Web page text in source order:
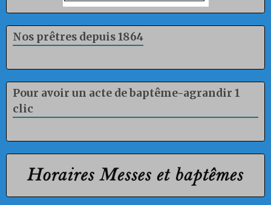
Nos prêtres depuis 1864
Pour avoir un acte de baptême-agrandir 1
clic